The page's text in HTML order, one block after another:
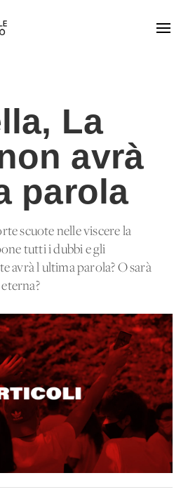
La
avrà
parola
scuote nelle viscere la
tutti i dubbi e gli
avrà l'ultima parola? O sarà